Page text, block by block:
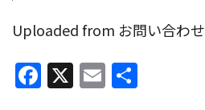
Uploaded from お問い合わせ
Facebook
X Email